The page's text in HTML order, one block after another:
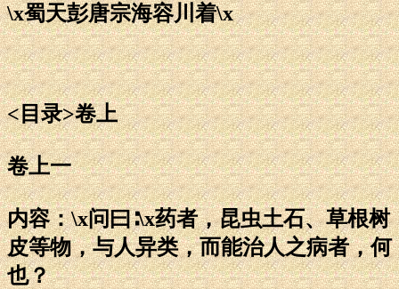
\x蜀天彭唐宗海容川着\x
<目录>卷上
卷上一
内容：\x问曰∶\x药者，昆虫土石、草根树
皮等物，与人异类，而能治人之病者，何
也？